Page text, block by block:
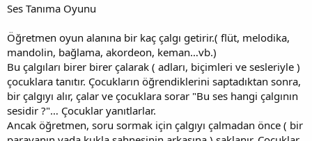
Ses Tanıma Oyunu
Öğretmen oyun alanına bir kaç çalgı getirir.( flüt, melodika,
mandolin, bağlama, akordeon, keman…vb.)
Bu çalgıları birer birer çalarak ( adları, biçimleri ve sesleriyle )
çocuklara tanıtır. Çocukların öğrendiklerini saptadıktan sonra,
bir çalgıyı alır, çalar ve çocuklara sorar "Bu ses hangi çalgının
sesidir ?"… Çocuklar yanıtlarlar.
Ancak öğretmen, soru sormak için çalgıyı çalmadan önce ( bir